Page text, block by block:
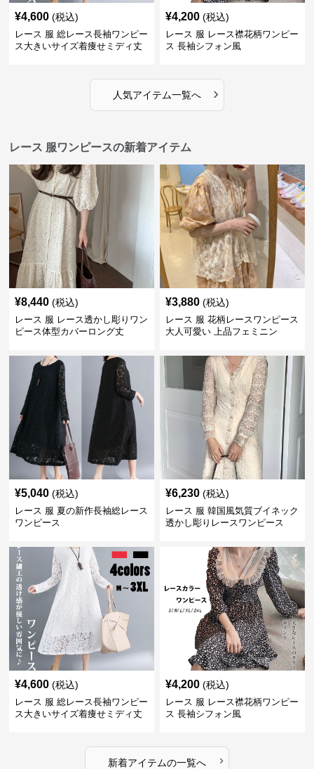
¥4,600 (税込)
レース 服 総レース長袖ワンピー
ス大きいサイズ着痩せミディ丈
¥4,200 (税込)
レース 服 レース襟花柄ワンピー
ス 長袖シフォン風
人気アイテム一覧へ ›
レース 服ワンピースの新着アイテム
¥8,440 (税込)
レース 服 レース透かし彫りワン
ピース体型カバーロング丈
¥3,880 (税込)
レース 服 花柄レースワンピース
大人可愛い 上品フェミニン
¥5,040 (税込)
レース 服 夏の新作長袖総レース
ワンピース
¥6,230 (税込)
レース 服 韓国風気質ブイネック
透かし彫りレースワンピース
¥4,600 (税込)
レース 服 総レース長袖ワンピー
ス大きいサイズ着痩せミディ丈
¥4,200 (税込)
レース 服 レース襟花柄ワンピー
ス 長袖シフォン風
新着アイテムの一覧へ ›